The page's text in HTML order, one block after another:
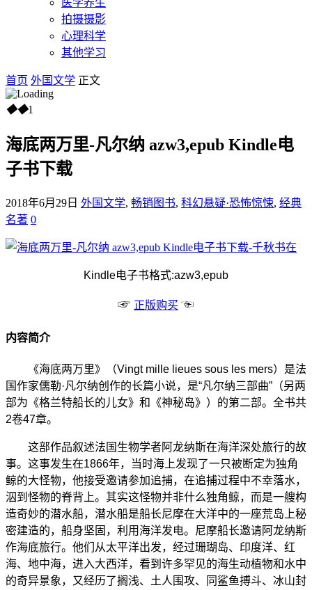
医学养生
拍摄摄影
心理科学
其他学习
首页 外国文学 正文
◆◆1
海底两万里-凡尔纳 azw3,epub Kindle电
子书下载
2018年6月29日 外国文学, 畅销图书, 科幻悬疑·恐怖惊悚, 经典
名著 0
Kindle电子书格式:azw3,epub
☞ 正版购买 ☜
内容简介
《海底两万里》（Vingt mille lieues sous les mers）是法
国作家儒勒·凡尔纳创作的长篇小说，是“凡尔纳三部曲”（另两
部为《格兰特船长的儿女》和《神秘岛》）的第二部。全书共
2卷47章。
这部作品叙述法国生物学者阿龙纳斯在海洋深处旅行的故
事。这事发生在1866年，当时海上发现了一只被断定为独角
鲸的大怪物，他接受邀请参加追捕，在追捕过程中不幸落水，
泅到怪物的脊背上。其实这怪物并非什么独角鲸，而是一艘构
造奇妙的潜水船，潜水船是船长尼摩在大洋中的一座荒岛上秘
密建造的，船身坚固，利用海洋发电。尼摩船长邀请阿龙纳斯
作海底旅行。他们从太平洋出发，经过珊瑚岛、印度洋、红
海、地中海，进入大西洋，看到许多罕见的海生动植物和水中
的奇异景象，又经历了搁浅、土人围攻、同鲨鱼搏斗、冰山封